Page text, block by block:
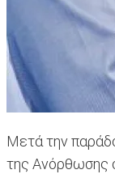
Μετά την
της Ανόρθωσης